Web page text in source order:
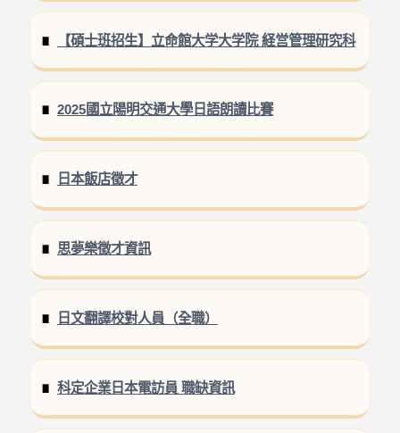
【碩士班招生】立命館大学大学院 経営管理研究科
2025國立陽明交通大學日語朗讀比賽
日本飯店徵才
思夢樂徵才資訊
日文翻譯校對人員（全職）
科定企業日本電訪員 職缺資訊